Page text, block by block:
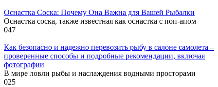
Оснастка Соска: Почему Она Важна для Вашей Рыбалки
Оснастка соска, также известная как оснастка с поп-апом
047
Как безопасно и надежно перевозить рыбу в салоне самолета –
проверенные способы и подробные рекомендации, включая
фотографии
В мире ловли рыбы и наслаждения водными просторами
025